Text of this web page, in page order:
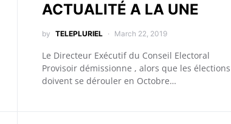
ACTUALITÉ A LA UNE
by TELEPLURIEL March 22, 2019
Le Directeur Exécutif du Conseil Electoral
Provisoir démissionne , alors que les élections
doivent se dérouler en Octobre…